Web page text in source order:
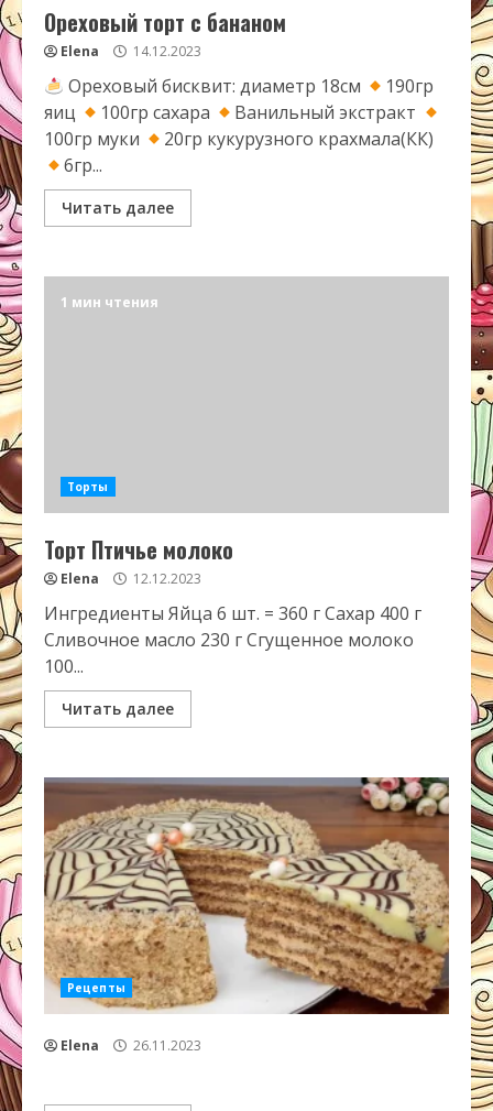
Ореховый торт с бананом
Elena 14.12.2023
Ореховый бисквит: диаметр 18см
190гр
яиц
100гр сахара
Ванильный экстракт
100гр муки
20гр кукурузного крахмала(КК)
6гр...
Читать далее
1 мин чтения
Торты
Торт Птичье молоко
Elena 12.12.2023
Ингредиенты Яйца 6 шт. = 360 г Сахар 400 г
Сливочное масло 230 г Сгущенное молоко
100...
Читать далее
Рецепты
Elena 26.11.2023